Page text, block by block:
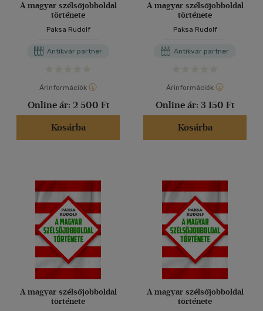
A magyar szélsőjobboldal
története
Paksa Rudolf
Antikvár partner
Árinformációk
Online ár: 2 500 Ft
Kosárba
A magyar szélsőjobboldal
története
Paksa Rudolf
Antikvár partner
Árinformációk
Online ár: 3 150 Ft
Kosárba
A magyar szélsőjobboldal
története
A magyar szélsőjobboldal
története